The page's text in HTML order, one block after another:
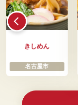
きしめん
名古屋市